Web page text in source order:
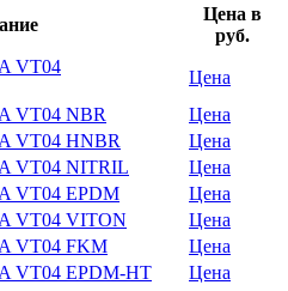
Цена в
руб.
VT04
Цена
VT04 NBR
Цена
VT04 HNBR
Цена
VT04 NITRIL
Цена
VT04 EPDM
Цена
VT04 VITON
Цена
VT04 FKM
Цена
VT04 EPDM-HT
Цена